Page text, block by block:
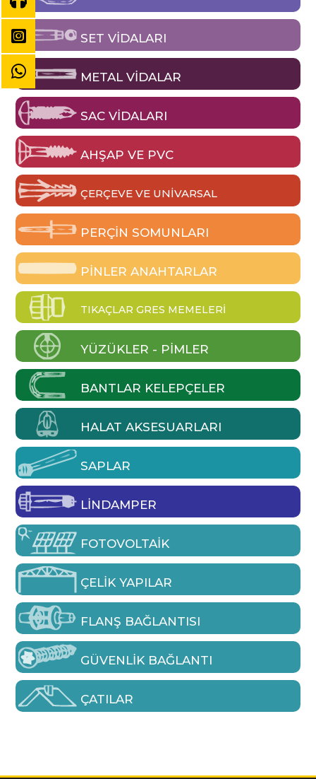
SET VIDALARI
METAL VIDALAR
SAC VIDALARI
AHŞAP VE PVC
ÇERÇEVE VE UNIVARSAL
PERÇIN SOMUNLARI
PINLER ANAHTARLAR
TIKAÇLAR GRES MEMELERI
YÜZÜKLER - PIMLER
BANTLAR KELEPÇELER
HALAT AKSESUARLARI
SAPLAR
LINDAMPER
FOTOVOLTAIK
ÇELIK YAPILAR
FLANŞ BAĞLANTISI
GÜVENLIK BAĞLANTI
ÇATILAR